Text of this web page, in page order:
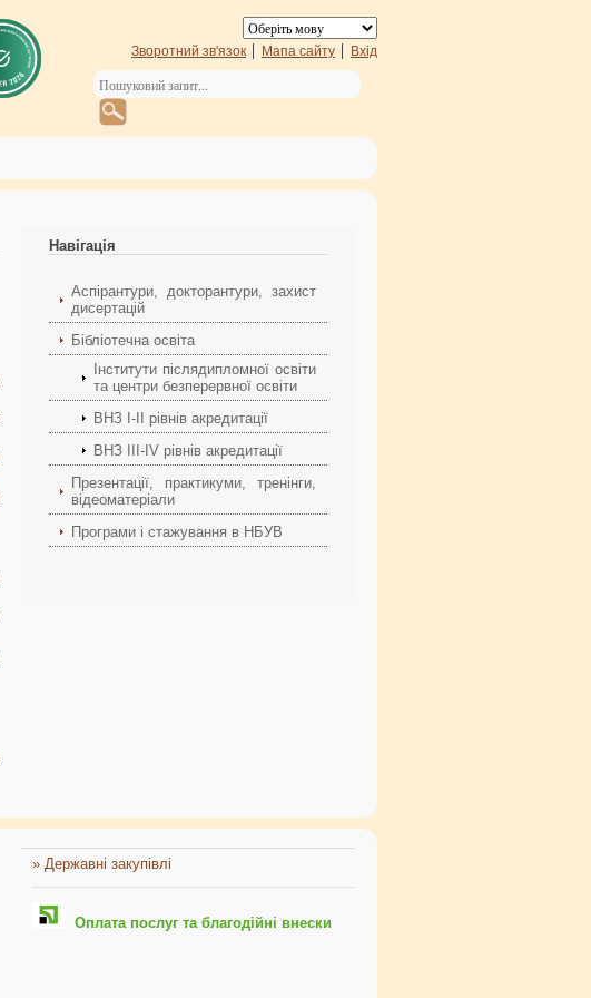
Зворотний зв'язок Мапа сайту Вхід
Навігація
Аспірантури, докторантури, захист
дисертацій
Бібліотечна освіта
Інститути післядипломної освіти
та центри безперервної освіти
ВНЗ I-II рівнів акредитації
ВНЗ III-IV рівнів акредитації
Презентації, практикуми, тренінги,
відеоматеріали
Програми і стажування в НБУВ
» Державні закупівлі
Оплата послуг та благодійні внески